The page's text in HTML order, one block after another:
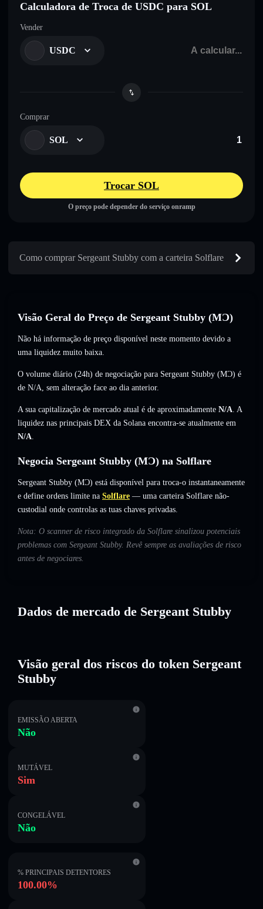
Calculadora de Troca de USDC para SOL
Vender
USDC
Comprar
SOL
Trocar SOL
O preço pode depender do serviço onramp
Como comprar Sergeant Stubby com a carteira Solflare
Visão Geral do Preço de Sergeant Stubby (MƆ)
Não há informação de preço disponível neste momento devido a
uma liquidez muito baixa.
O volume diário (24h) de negociação para Sergeant Stubby (MƆ) é
de N/A, sem alteração face ao dia anterior.
A sua capitalização de mercado atual é de aproximadamente N/A. A
liquidez nas principais DEX da Solana encontra-se atualmente em
N/A.
Negocia Sergeant Stubby (MƆ) na Solflare
Sergeant Stubby (MƆ) está disponível para troca-o instantaneamente
e define ordens limite na Solflare — uma carteira Solflare não-
custodial onde controlas as tuas chaves privadas.
Nota: O scanner de risco integrado da Solflare sinalizou potenciais
problemas com Sergeant Stubby. Revê sempre as avaliações de risco
antes de negociares.
Dados de mercado de Sergeant Stubby
Visão geral dos riscos do token Sergeant
Stubby
EMISSÃO ABERTA
Não
MUTÁVEL
Sim
CONGELÁVEL
Não
% PRINCIPAIS DETENTORES
100.00%